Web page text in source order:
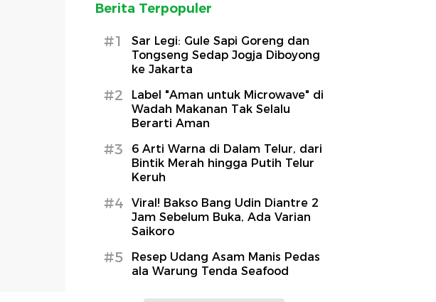
Berita Terpopuler
#1
Sar Legi: Gule Sapi Goreng dan
Tongseng Sedap Jogja Diboyong
ke Jakarta
#2
Label "Aman untuk Microwave" di
Wadah Makanan Tak Selalu
Berarti Aman
#3
6 Arti Warna di Dalam Telur, dari
Bintik Merah hingga Putih Telur
Keruh
#4
Viral! Bakso Bang Udin Diantre 2
Jam Sebelum Buka, Ada Varian
Saikoro
#5
Resep Udang Asam Manis Pedas
ala Warung Tenda Seafood